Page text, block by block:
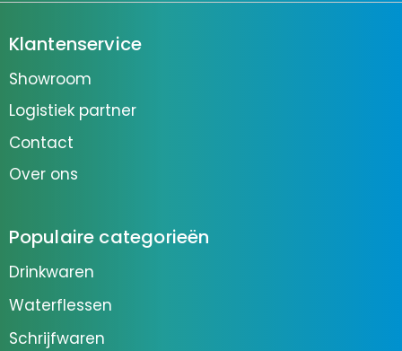
Klantenservice
Showroom
Logistiek partner
Contact
Over ons
Populaire categorieën
Drinkwaren
Waterflessen
Schrijfwaren